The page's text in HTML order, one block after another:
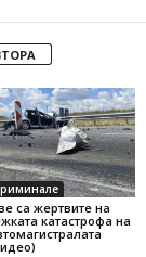
са жертвите на
катастрофа на